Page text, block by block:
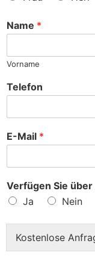
c
e
Name *
Vorname
Telefon
E-Mail *
Verfügen Sie
Ja
Nein
Kostenlose